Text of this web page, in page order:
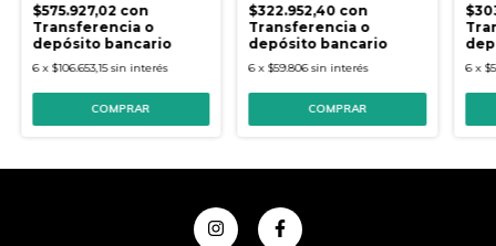
$575.927,02 con
Transferencia o
depósito bancario
6 x $106.653,15 sin interés
COMPRAR
$322.952,40 con
Transferencia o
depósito bancario
6 x $59.806 sin interés
COMPRAR
6 x